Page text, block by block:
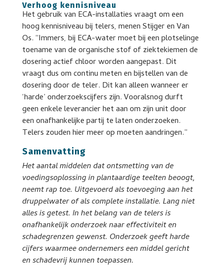
Verhoog kennisniveau
Het gebruik van ECA-installaties vraagt om een
hoog kennisniveau bij telers, menen Stijger en Van
Os. “Immers, bij ECA-water moet bij een plotselinge
toename van de organische stof of ziektekiemen de
dosering actief chloor worden aangepast. Dit
vraagt dus om continu meten en bijstellen van de
dosering door de teler. Dit kan alleen wanneer er
‘harde’ onderzoekscijfers zijn. Vooralsnog durft
geen enkele leverancier het aan om zijn unit door
een onafhankelijke partij te laten onderzoeken.
Telers zouden hier meer op moeten aandringen.”
Samenvatting
Het aantal middelen dat ontsmetting van de
voedingsoplossing in plantaardige teelten beoogt,
neemt rap toe. Uitgevoerd als toevoeging aan het
druppelwater of als complete installatie. Lang niet
alles is getest. In het belang van de telers is
onafhankelijk onderzoek naar effectiviteit en
schadegrenzen gewenst. Onderzoek geeft harde
cijfers waarmee ondernemers een middel gericht
en schadevrij kunnen toepassen.